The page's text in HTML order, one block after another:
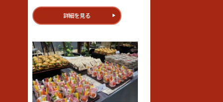
詳細を見る